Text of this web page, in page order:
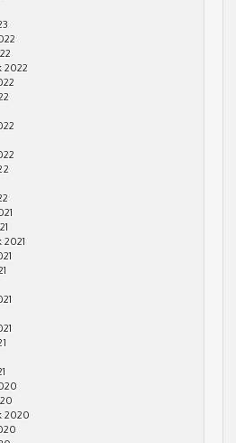
2022
2021
2020